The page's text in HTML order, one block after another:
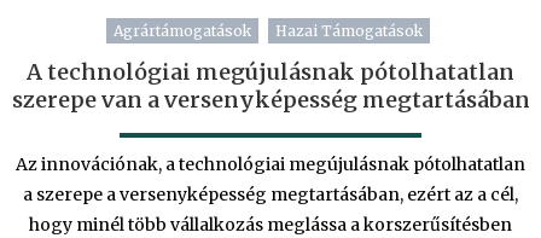
Agrártámogatások Hazai Támogatások
A technológiai megújulásnak pótolhatatlan
szerepe van a versenyképesség megtartásában
Az innovációnak, a technológiai megújulásnak pótolhatatlan
a szerepe a versenyképesség megtartásában, ezért az a cél,
hogy minél több vállalkozás meglássa a korszerűsítésben